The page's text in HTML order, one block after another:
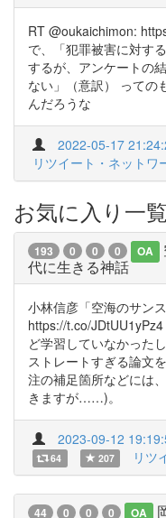
RT @oukaichimon:
で、「犯罪被害に対す
するが、アンケートの
ない」（意訳） っての
んだろうな
2022-05-17
リツイート・ネットワ
お気に入り一
193 0 0 0 OA
代に生きる神話
小林信彦「空海のサン
https://t.co/
ど学習していなかった
ストレートすぎる論文
注の補足箇所などには
きますが……)。
2023-09-12
64 207 リツ
44 0 0 0 OA